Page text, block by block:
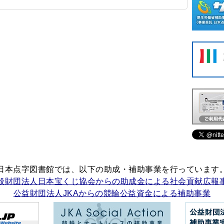
本点字図書館では、以下の助成・補助事業を行っています
財団法人日本宝くじ協会からの助成金による社会貢献広報
公益財団法人JKAからの競輪公益資金による補助事業